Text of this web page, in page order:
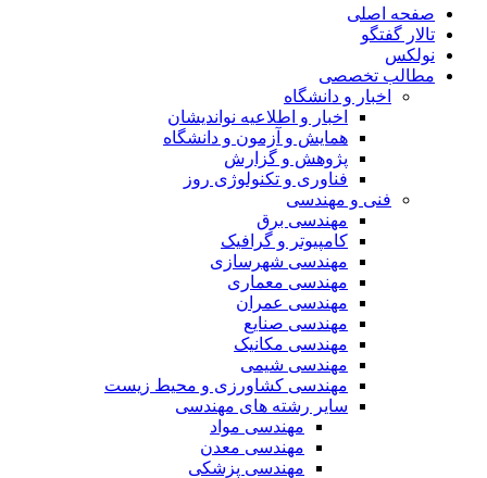
صفحه اصلی
تالار گفتگو
نولکس
مطالب تخصصی
اخبار و دانشگاه
اخبار و اطلاعیه نواندیشان
همایش و آزمون و دانشگاه
پژوهش و گزارش
فناوری و تکنولوژی روز
فنی و مهندسی
مهندسی برق
کامپیوتر و گرافیک
مهندسی شهرسازی
مهندسی معماری
مهندسی عمران
مهندسی صنایع
مهندسی مکانیک
مهندسی شیمی
مهندسی کشاورزی و محیط زیست
سایر رشته های مهندسی
مهندسی مواد
مهندسی معدن
مهندسی پزشکی